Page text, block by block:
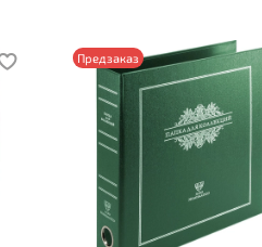
Предзаказ